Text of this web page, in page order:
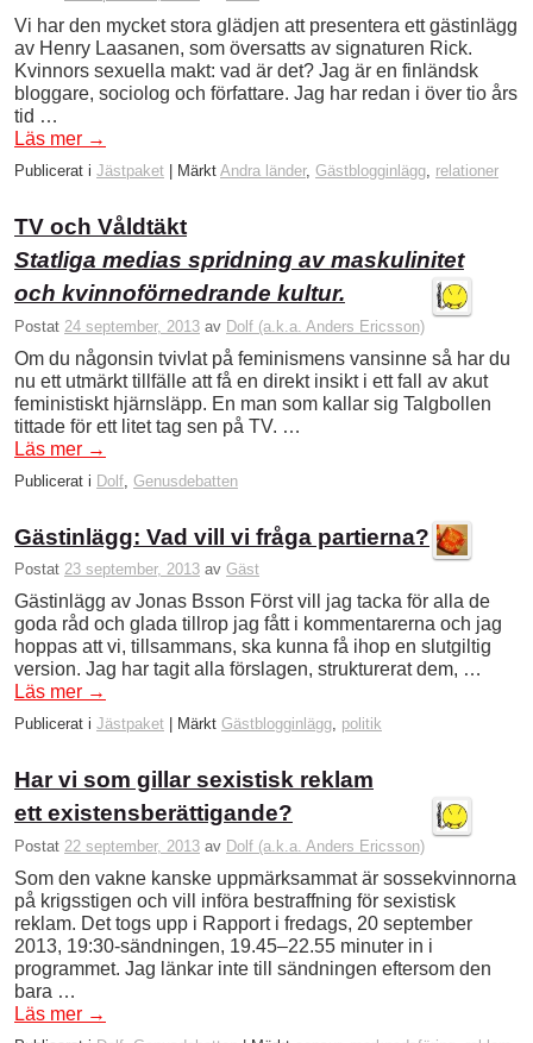
Vi har den mycket stora glädjen att presentera ett gästinlägg
av Henry Laasanen, som översatts av signaturen Rick.
Kvinnors sexuella makt: vad är det? Jag är en finländsk
bloggare, sociolog och författare. Jag har redan i över tio års
tid …
Läs mer →
Publicerat i Jästpaket Märkt Andra länder, Gästblogginlägg, relationer
TV och Våldtäkt
Statliga medias spridning av maskulinitet
och kvinnoförnedrande kultur.
Postat 24 september, 2013 av Dolf (a.k.a. Anders Ericsson)
Om du någonsin tvivlat på feminismens vansinne så har du
nu ett utmärkt tillfälle att få en direkt insikt i ett fall av akut
feministiskt hjärnsläpp. En man som kallar sig Talgbollen
tittade för ett litet tag sen på TV. …
Läs mer →
Publicerat i Dolf Genusdebatten
Gästinlägg: Vad vill vi fråga partierna?
Postat 23 september, 2013 av Gäst
Gästinlägg av Jonas Bsson Först vill jag tacka för alla de
goda råd och glada tillrop jag fått i kommentarerna och jag
hoppas att vi, tillsammans, ska kunna få ihop en slutgiltig
version. Jag har tagit alla förslagen, strukturerat dem, …
Läs mer →
Publicerat i Jästpaket Märkt Gästblogginlägg, politik
Har vi som gillar sexistisk reklam
ett existensberättigande?
Postat 22 september, 2013 av Dolf (a.k.a. Anders Ericsson)
Som den vakne kanske uppmärksammat är sossekvinnorna
på krigsstigen och vill införa bestraffning för sexistisk
reklam. Det togs upp i Rapport i fredags, 20 september
2013, 19:30-sändningen, 19.45–22.55 minuter in i
programmet. Jag länkar inte till sändningen eftersom den
bara …
Läs mer →